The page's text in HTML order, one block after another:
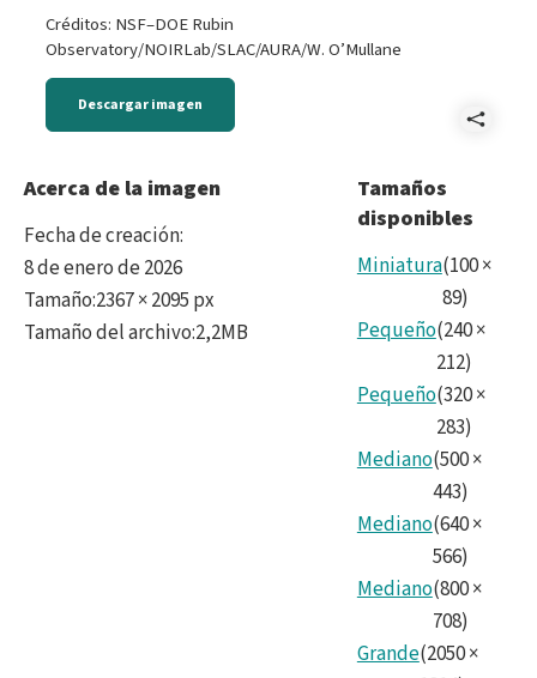
Créditos: NSF–DOE Rubin
Observatory/NOIRLab/SLAC/AURA/W. O’Mullane
Descargar imagen
Acerca de la imagen
Fecha de creación:
8 de enero de 2026
Tamaño:2367 × 2095 px
Tamaño del archivo:2,2MB
Tamaños
disponibles
Miniatura(100×
89)
Pequeño(240×
212)
Pequeño(320×
283)
Mediano(500×
443)
Mediano(640×
566)
Mediano(800×
708)
Grande(2050×